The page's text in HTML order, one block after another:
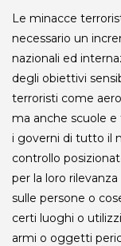
Le minacce
necessario un
nazionali ed
degli obiettivi
terroristi come
ma anche scuole
i governi di tutto il
controllo
per la loro
sulle persone o
certi luoghi o
armi o oggetti